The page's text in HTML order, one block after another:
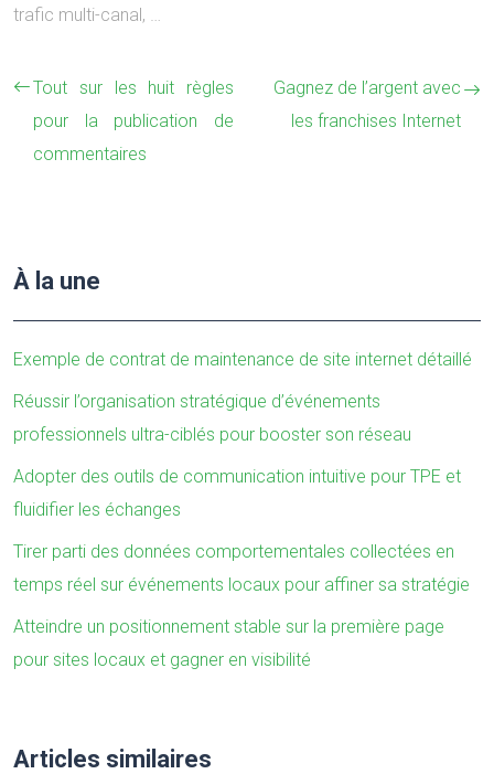
trafic multi-canal, …
Tout sur les huit règles
pour la publication de
commentaires
Gagnez de l’argent avec
les franchises Internet
À la une
Exemple de contrat de maintenance de site internet détaillé
Réussir l’organisation stratégique d’événements
professionnels ultra-ciblés pour booster son réseau
Adopter des outils de communication intuitive pour TPE et
fluidifier les échanges
Tirer parti des données comportementales collectées en
temps réel sur événements locaux pour affiner sa stratégie
Atteindre un positionnement stable sur la première page
pour sites locaux et gagner en visibilité
Articles similaires